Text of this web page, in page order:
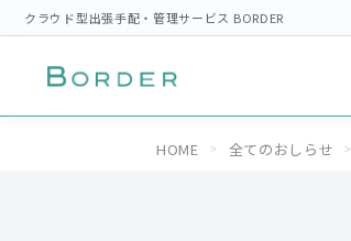
クラウド型出張手配・管理サービス BORDER
HOME 全てのおしらせ